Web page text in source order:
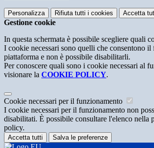
Personalizza Rifiuta tutti i cookies Accetta
Gestione cookie
In questa schermata è possibile scegliere quali
I cookie necessari sono quelli che consentono il
piattaforma e non è possibile disabilitarli.
Per conoscere quali sono i cookie necessari al
visionare la COOKIE POLICY.
Cookie necessari per il funzionamento
I cookie necessari per il funzionamento non
disabilitati. È possibile consultare l'elenco nella
policy.
Accetta tutti Salva le preferenze